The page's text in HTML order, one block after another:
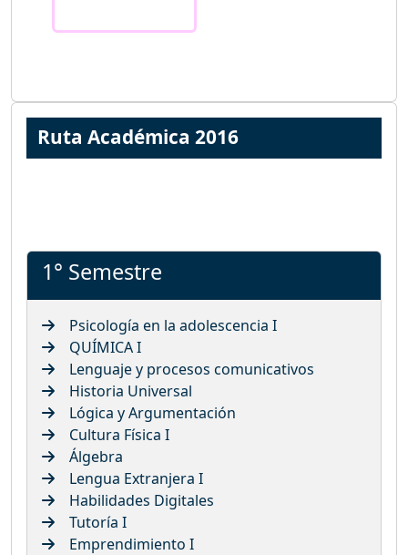
Ruta Académica 2016
1° Semestre
Psicología en la adolescencia I
QUÍMICA I
Lenguaje y procesos comunicativos
Historia Universal
Lógica y Argumentación
Cultura Física I
Álgebra
Lengua Extranjera I
Habilidades Digitales
Tutoría I
Emprendimiento I